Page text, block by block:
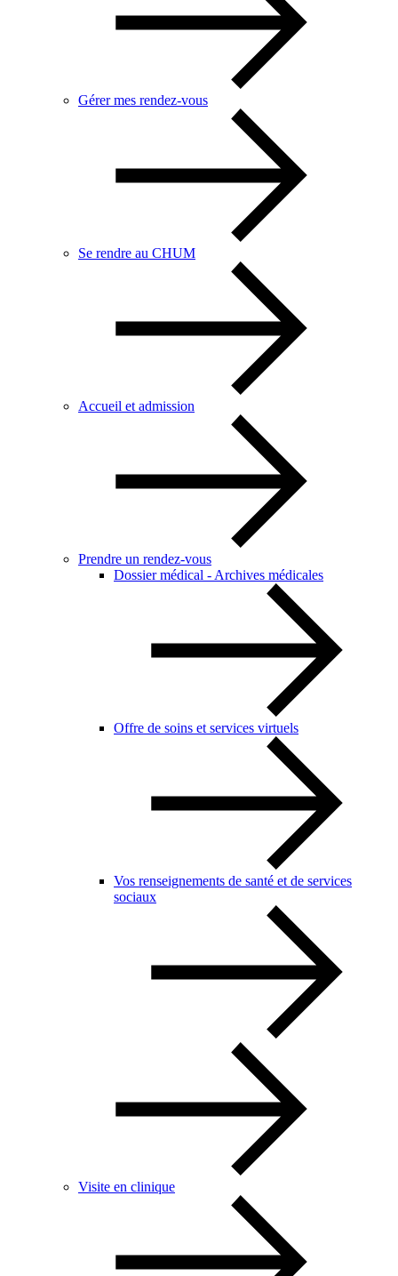
Gérer mes rendez-vous
Se rendre au CHUM
Accueil et admission
Prendre un rendez-vous
Dossier médical - Archives médicales
Offre de soins et services virtuels
Vos renseignements de santé et de services
sociaux
Visite en clinique